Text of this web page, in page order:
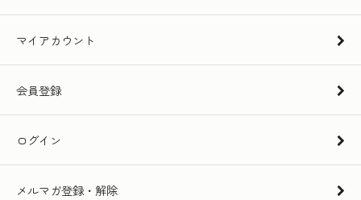
マイアカウント
会員登録
ログイン
メルマガ登録・解除